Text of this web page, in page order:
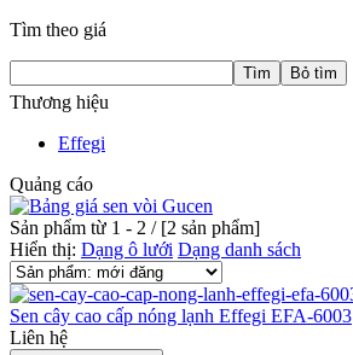
Tìm theo giá
Thương hiệu
Effegi
Quảng cáo
Sản phẩm từ 1 - 2 / [2 sản phẩm]
Hiển thị: Dạng ô lưới Dạng danh sách
Sen cây cao cấp nóng lạnh Effegi EFA-6003
Liên hệ